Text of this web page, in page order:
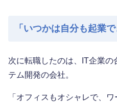
「いつかは自分も起業で
次に転職したのは、IT企業
テム開発の会社。
「オフィスもオシャレで、